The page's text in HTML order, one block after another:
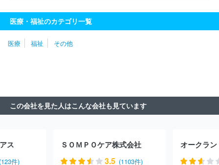
ービス株式会社
ホームケアー株式会社 社会福祉法人同和園
株
式会社はーとふるセゾン
社会福祉法人梓友会
社会福祉法人洗心会
株式会社アズパートナーズ
アースサポート株式会社
社会福祉法
人星谷会
社会福祉法人星槎 社会福祉法人長尾福祉会
法人白根学園
社会福祉法人横浜市福祉サービス協会
株式会社ト
会福祉事業団
社会福祉法人善光会
株式会社オールライフメイト
株式会社ベストライフ
株式会社ヘルシーサービス
株式会社ヘル
医療・福祉のカテゴリ一覧
医療 福祉 その他
この会社を見た人はこんな会社も見ています
ス
件)
ＳＯＭＰＯケア株式会社
3.5 (1103件)